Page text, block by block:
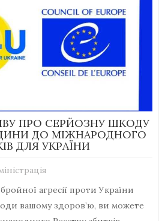
ПРО СЕРЙОЗНУ ШКОДУ
ДО МІЖНАРОДНОГО
ДЛЯ УКРАЇНИ
агресії проти України
вашому здоров’ю, ви можете